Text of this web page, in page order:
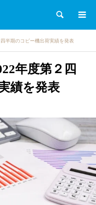
検索
半期のコピー機出荷実績を発表
年度第２四
績を発表